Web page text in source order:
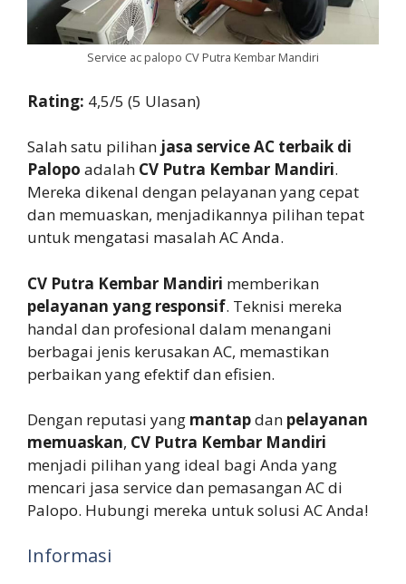
Service ac palopo CV Putra Kembar Mandiri
Rating: 4,5/5 (5 Ulasan)
Salah satu pilihan jasa service AC terbaik di
Palopo adalah CV Putra Kembar Mandiri.
Mereka dikenal dengan pelayanan yang cepat
dan memuaskan, menjadikannya pilihan tepat
untuk mengatasi masalah AC Anda.
CV Putra Kembar Mandiri memberikan
pelayanan yang responsif. Teknisi mereka
handal dan profesional dalam menangani
berbagai jenis kerusakan AC, memastikan
perbaikan yang efektif dan efisien.
Dengan reputasi yang mantapdan pelayanan
memuaskan, CV Putra Kembar Mandiri
menjadi pilihan yang ideal bagi Anda yang
mencari jasa service dan pemasangan AC di
Palopo. Hubungi mereka untuk solusi AC Anda!
Informasi